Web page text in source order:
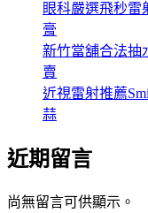
眼科嚴選飛秒
膏
新竹當舖合法抽
賣
近視雷射推薦
蒜
近期留言
尚無留言可供顯示。